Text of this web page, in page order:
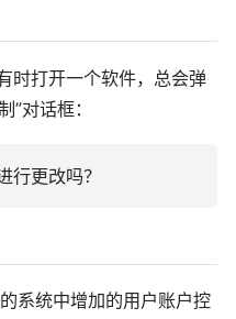
打开一个软件，总会弹
”对话框：
行更改吗？
系统中增加的用户账户控